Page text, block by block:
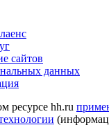
сайтов
данных
ресурсе hh.ru